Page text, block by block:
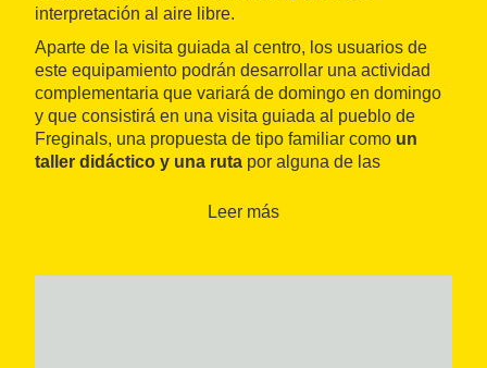
interpretación al aire libre.
Aparte de la visita guiada al centro, los usuarios de
este equipamiento podrán desarrollar una actividad
complementaria que variará de domingo en domingo
y que consistirá en una visita guiada al pueblo de
Freginals, una propuesta de tipo familiar como un
taller didáctico y una ruta por alguna de las
podemos encontrar cerca del espacio.
Leer más